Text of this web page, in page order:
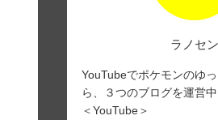
ラノセン
YouTubeでポケモンのゆ
ら、３つのブログを運営中
＜YouTube＞